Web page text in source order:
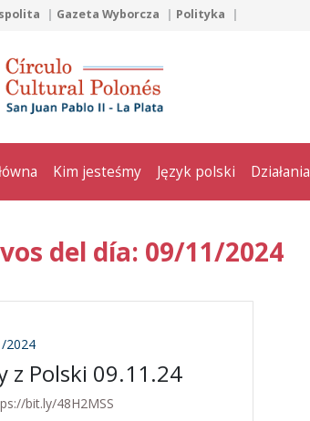
Gazeta Wyborcza Polityka
Kim jesteśmy Język polski Działania
del día: 09/11/2024
2024
z Polski 09.11.24
bit.ly/48H2MSS